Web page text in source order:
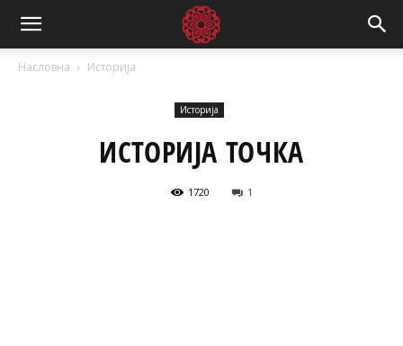
Насловна Историја
Историја
ИСТОРИЈА ТОЧКА
1720 1